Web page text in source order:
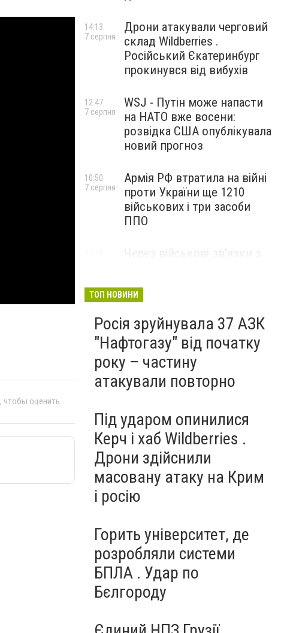
, чтобы оценить
Дрони атакували черговий
склад Wildberries .
Російський Єкатеринбург
прокинувся від вибухів
14:13
7 серпня
WSJ - Путін може напасти
на НАТО вже восени:
розвідка США опублікувала
новий прогноз
12:47
7 серпня
Армія РФ втратила на війні
проти України ще 1210
військових і три засоби
ППО
10:50
7 серпня
Через військові зв'язки з
Куби
ТОП НОВИНИ
Росія зруйнувала 37 АЗК
"Нафтогазу" від початку
року – частину
атакували повторно
Під ударом опинилися
Керч і хаб Wildberries .
Дрони здійснили
масовану атаку на Крим
і росію
Горить університет, де
розробляли системи
БПЛА . Удар по
Бєлгороду